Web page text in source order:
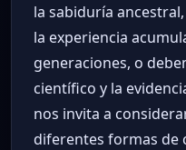
la sabiduría
la experiencia
generaciones, o
científico y la
nos invita a
diferentes formas de